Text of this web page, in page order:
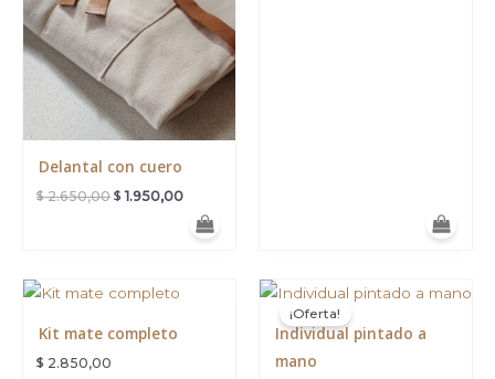
Delantal con cuero
$2.650,00 $ 1.950,00
Kit mate completo
$ 2.850,00
¡Oferta!
Individual pintado a
mano
El
precio
original
era:
El
es: